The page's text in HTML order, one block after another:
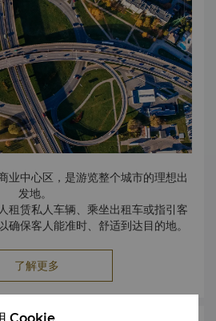
业中心区，是游览整个城市的理想出
发地。
租赁私人车辆、乘坐出租车或指引客
确保客人能准时、舒适到达目的地。
了解更多